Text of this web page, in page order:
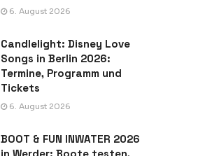
6. August 2026
Candlelight: Disney Love
Songs in Berlin 2026:
Termine, Programm und
Tickets
6. August 2026
BOOT & FUN INWATER 2026
in Werder: Boote testen,